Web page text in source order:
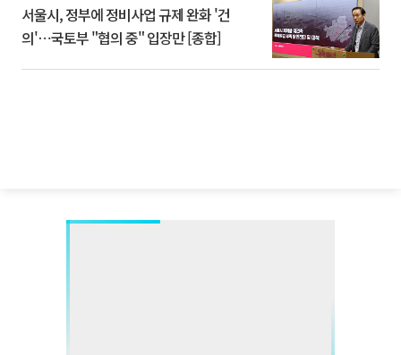
서울시, 정부에 정비사업 규제 완화 '건
의'⋯국토부 "협의 중" 입장만 [종합]